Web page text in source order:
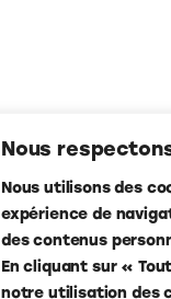
Nous
Nous utilisons des
expérience de
des contenus
En cliquant sur «
notre utilisation des